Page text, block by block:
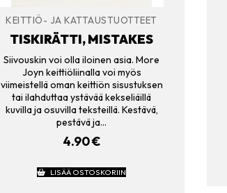
KEITTIÖ- JA KATTAUSTUOTTEET
TISKIRÄTTI, MISTAKES
Siivouskin voi olla iloinen asia. More
Joyn keittiöliinalla voi myös
viimeistellä oman keittiön sisustuksen
tai ilahduttaa ystävää kekseliäillä
kuvilla ja osuvilla teksteillä. Kestävä,
pestävä ja…
4.90€
LISÄÄ OSTOSKORIIN